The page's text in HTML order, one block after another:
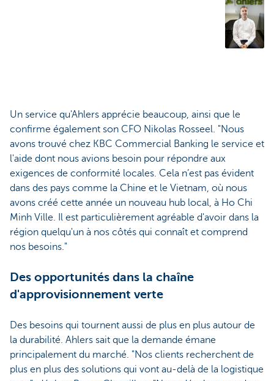
Un service qu'Ahlers apprécie beaucoup, ainsi que le
confirme également son CFO Nikolas Rosseel. "Nous
avons trouvé chez KBC Commercial Banking le service et
l'aide dont nous avions besoin pour répondre aux
exigences de conformité locales. Cela n’est pas évident
dans des pays comme la Chine et le Vietnam, où nous
avons créé cette année un nouveau hub local, à Ho Chi
Minh Ville. Il est particulièrement agréable d'avoir dans la
région quelqu'un à nos côtés qui connaît et comprend
nos besoins."
Des opportunités dans la chaîne
d'approvisionnement verte
Des besoins qui tournent aussi de plus en plus autour de
la durabilité. Ahlers sait que la demande émane
principalement du marché. "Nos clients recherchent de
plus en plus des solutions qui vont au-delà de la logistique